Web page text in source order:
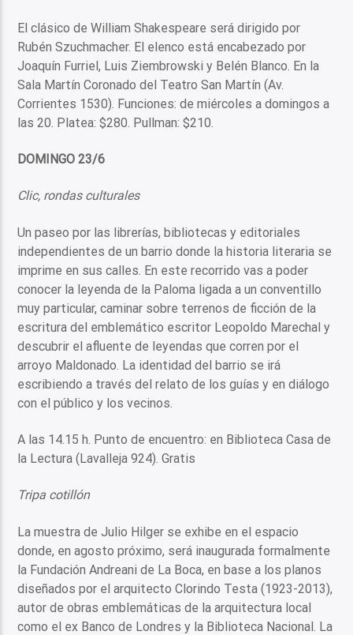
El clásico de William Shakespeare será dirigido por
Rubén Szuchmacher. El elenco está encabezado por
Joaquín Furriel, Luis Ziembrowski y Belén Blanco. En la
Sala Martín Coronado del Teatro San Martín (Av.
Corrientes 1530). Funciones: de miércoles a domingos a
las 20. Platea: $280. Pullman: $210.
DOMINGO 23/6
Clic, rondas culturales
Un paseo por las librerías, bibliotecas y editoriales
independientes de un barrio donde la historia literaria se
imprime en sus calles. En este recorrido vas a poder
conocer la leyenda de la Paloma ligada a un conventillo
muy particular, caminar sobre terrenos de ficción de la
escritura del emblemático escritor Leopoldo Marechal y
descubrir el afluente de leyendas que corren por el
arroyo Maldonado. La identidad del barrio se irá
escribiendo a través del relato de los guías y en diálogo
con el público y los vecinos.
A las 14.15 h. Punto de encuentro: en Biblioteca Casa de
la Lectura (Lavalleja 924). Gratis
Tripa cotillón
La muestra de Julio Hilger se exhibe en el espacio
donde, en agosto próximo, será inaugurada formalmente
la Fundación Andreani de La Boca, en base a los planos
diseñados por el arquitecto Clorindo Testa (1923-2013),
autor de obras emblemáticas de la arquitectura local
como el ex Banco de Londres y la Biblioteca Nacional. La